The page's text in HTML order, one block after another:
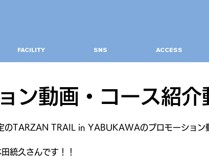
FACILITY SNS ACCESS
ン動画・コース紹介
のTARZAN TRAIL in YABUKAWAのプロモーション
統久さんです！！